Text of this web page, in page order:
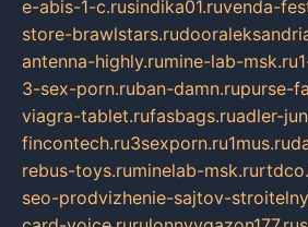
e-abis-1-c.rusindika01.ruvenda-
store-brawlstars.ru
antenna-highly.rumine-lab-msk.ru
3-sex-porn.ruban-damn.rupurse-
viagra-tablet.rufasbags.ruadler-
fincontech.ru3sexporn.ru1mus.ru
rebus-toys.ruminelab-msk.ru
seo-prodvizhenie-sajtov-